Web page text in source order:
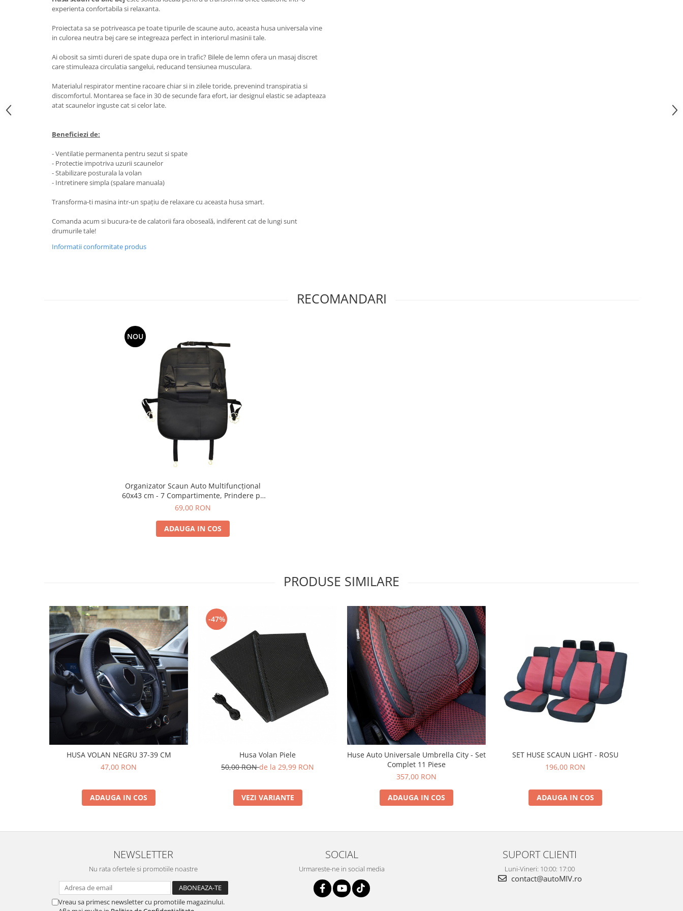
Pompa Spalator Parbriz
Accesorii Camioane
Lampi si Proiectoare Camion
Marcaje si Echipamente de
Accesorii Cabina Camion
Echipamente Electrice si
Pneumatice
Aditivi Combustibil
Aditivi Ulei Motor
Aditivi DPF, Sistem Racire si
Spray Curatare Frane
Produse Intretinere si Detailing
experienta confortabila si relaxanta.
Proiectata sa se potriveasca pe toate tipurile de scaune auto, aceasta husa universala vine
in culorea neutra bej care se integreaza perfect in interiorul masinii tale.
Ai obosit sa simti dureri de spate dupa ore in trafic? Bilele de lemn ofera un masaj discret
care stimuleaza circulatia sangelui, reducand tensiunea musculara.
Materialul respirator mentine racoare chiar si in zilele toride, prevenind transpiratia si
discomfortul. Montarea se face in 30 de secunde fara efort, iar designul elastic se adapteaza
atat scaunelor inguste cat si celor late.
Beneficiezi de:
- Ventilatie permanenta pentru sezut si spate
- Protectie impotriva uzurii scaunelor
- Stabilizare posturala la volan
- Intretinere simpla (spalare manuala)
Transforma-ti masina intr-un spațiu de relaxare cu aceasta husa smart.
Comanda acum si bucura-te de calatorii fara oboseală, indiferent cat de lungi sunt
drumurile tale!
Informatii conformitate produs
RECOMANDARI
NOU
Organizator Scaun Auto Multifuncțional
60x43 cm - 7 Compartimente, Prindere pe
Tetieră
69,00 RON
ADAUGA IN COS
PRODUSE SIMILARE
HUSA VOLAN NEGRU 37-39 CM
47,00 RON
ADAUGA IN COS
-47%
Husa Volan Piele
50,00 RONde la 29,99 RON
VEZI VARIANTE
Huse Auto Universale Umbrella City - Set
Complet 11 Piese
357,00 RON
ADAUGA IN COS
SET HUSE SCAUN LIGHT - ROSU
196,00 RON
ADAUGA IN COS
NEWSLETTER
Nu rata ofertele si promotiile noastre
Vreau sa primesc newsletter cu promotiile magazinului.
SOCIAL
Urmareste-ne in social media
SUPORT CLIENTI
Luni-Vineri: 10:00: 17:00
contact@autoMIV.ro